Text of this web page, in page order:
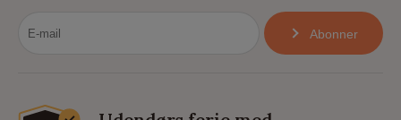
Abonner